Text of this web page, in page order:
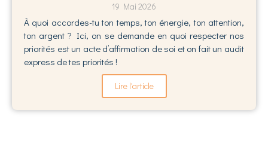
19 Mai 2026
À quoi accordes-tu ton temps, ton énergie, ton attention,
ton argent ? Ici, on se demande en quoi respecter nos
priorités est un acte d’affirmation de soi et on fait un audit
express de tes priorités !
Lire l'article